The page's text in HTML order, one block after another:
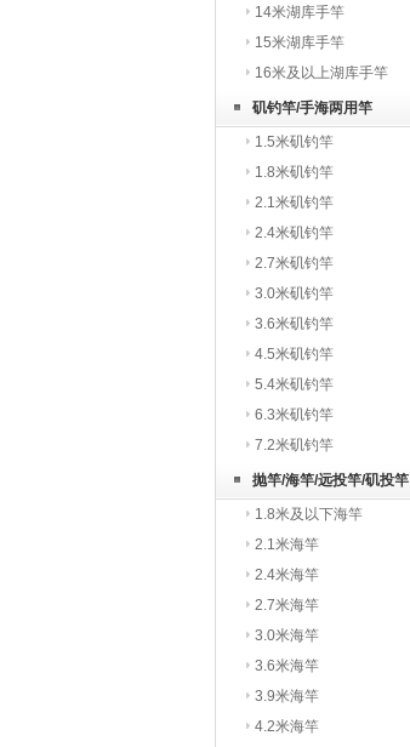
14米湖库手竿
15米湖库手竿
16米及以上湖库手竿
矶钓竿/手海两用竿
1.5米矶钓竿
1.8米矶钓竿
2.1米矶钓竿
2.4米矶钓竿
2.7米矶钓竿
3.0米矶钓竿
3.6米矶钓竿
4.5米矶钓竿
5.4米矶钓竿
6.3米矶钓竿
7.2米矶钓竿
抛竿/海竿/远投竿/矶投竿
1.8米及以下海竿
2.1米海竿
2.4米海竿
2.7米海竿
3.0米海竿
3.6米海竿
3.9米海竿
4.2米海竿